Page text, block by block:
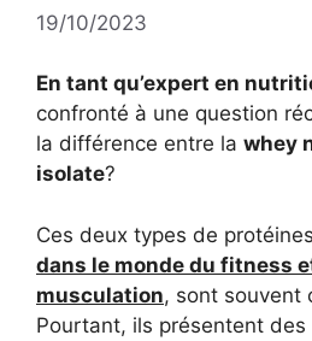
19/10/2023
En tant qu’expert en
confronté à une question
la différence entre la whey
isolate?
Ces deux types de
dans le monde du fitness
musculation, sont souvent
Pourtant, ils présentent